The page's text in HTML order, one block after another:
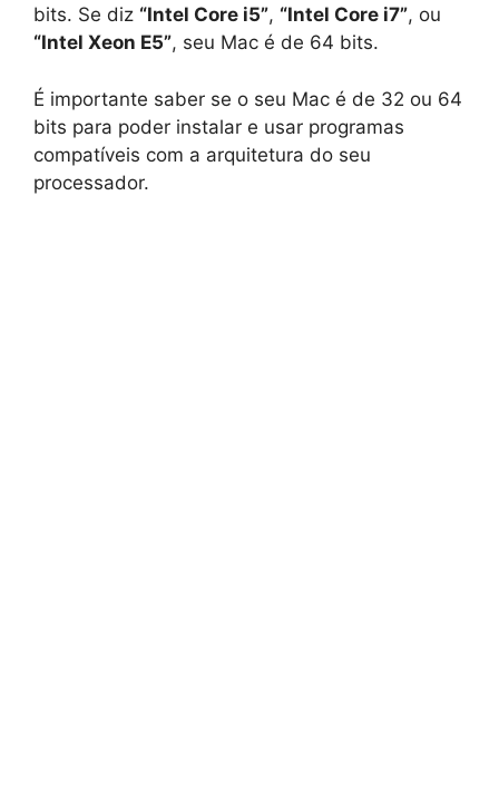
bits. Se diz “Intel Core i5”, “Intel Core i7”, ou
“Intel Xeon E5”, seu Mac é de 64 bits.
É importante saber se o seu Mac é de 32 ou 64
bits para poder instalar e usar programas
compatíveis com a arquitetura do seu
processador.